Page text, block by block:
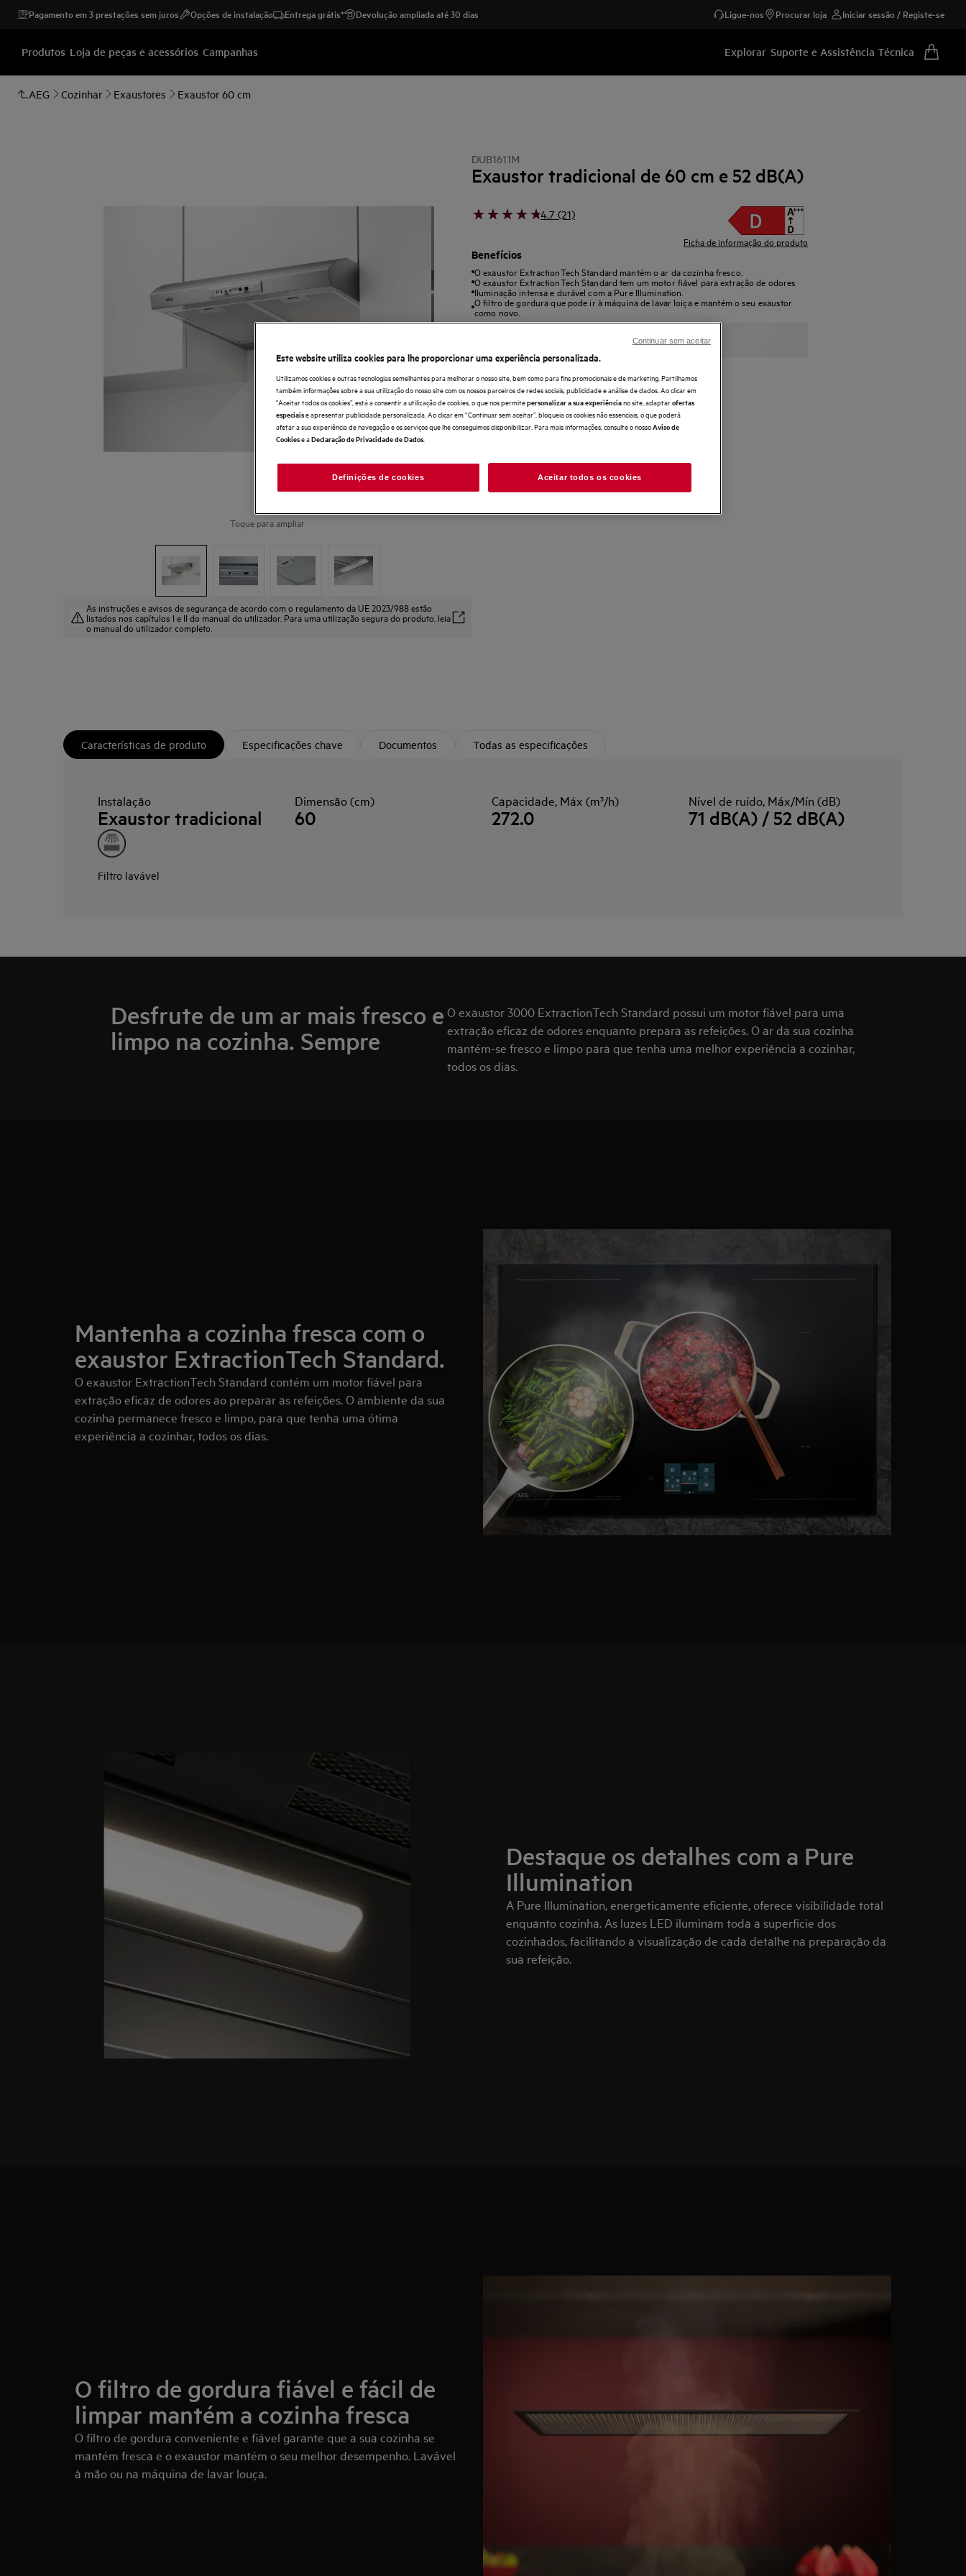
Pagamento em 3 prestações sem juros Opções de instalação Entrega grátis* Devolução ampliada até 30 dias Ligue-nos Procurar loja Iniciar sessão / Registe-se
Produtos Loja de peças e acessórios Campanhas Explorar Suporte e Assistência Técnica
AEG Cozinhar Exaustores Exaustor 60 cm
Toque para ampliar
As instruções e avisos de segurança de acordo com o regulamento da UE 2023/988 estão
listados nos capítulos I e II do manual do utilizador. Para uma utilização segura do produto, leia
o manual do utilizador completo.
DUB1611M
Exaustor tradicional de 60 cm e 52 dB(A)
4.7 (21)
Ficha de informação do produto
Benefícios
O exaustor ExtractionTech Standard mantém o ar da cozinha fresco.
O exaustor ExtractionTech Standard tem um motor fiável para extração de odores
Iluminação intensa e durável com a Pure Illumination.
O filtro de gordura que pode ir à máquina de lavar loiça e mantém o seu exaustor
como novo.
Características de produto Especificações chave Documentos Todas as especificações
Instalação
Exaustor tradicional
Dimensão (cm)
60
Capacidade, Máx (m³/h)
272.0
Nível de ruído, Máx/Mín (dB)
71 dB(A) / 52 dB(A)
Filtro lavável
Desfrute de um ar mais fresco e
limpo na cozinha. Sempre
O exaustor 3000 ExtractionTech Standard possui um motor fiável para uma
extração eficaz de odores enquanto prepara as refeições. O ar da sua cozinha
mantém-se fresco e limpo para que tenha uma melhor experiência a cozinhar,
todos os dias.
Mantenha a cozinha fresca com o
exaustor ExtractionTech Standard.
O exaustor ExtractionTech Standard contém um motor fiável para
extração eficaz de odores ao preparar as refeições. O ambiente da sua
cozinha permanece fresco e limpo, para que tenha uma ótima
experiência a cozinhar, todos os dias.
Destaque os detalhes com a Pure
Illumination
A Pure Illumination, energeticamente eficiente, oferece visibilidade total
enquanto cozinha. As luzes LED iluminam toda a superfície dos
cozinhados, facilitando a visualização de cada detalhe na preparação da
sua refeição.
O filtro de gordura fiável e fácil de
limpar mantém a cozinha fresca
O filtro de gordura conveniente e fiável garante que a sua cozinha se
mantém fresca e o exaustor mantém o seu melhor desempenho. Lavável
à mão ou na máquina de lavar louça.
Este website utiliza cookies para lhe proporcionar uma experiência personalizada.
Utilizamos cookies e outras tecnologias semelhantes para melhorar o nosso site, bem como para fins promocionais e de marketing. Partilhamos
também informações sobre a sua utilização do nosso site com os nossos parceiros de redes sociais, publicidade e análise de dados. Ao clicar em
"Aceitar todos os cookies”, está a consentir a utilização de cookies, o que nos permitepersonalizar a sua experiênciano site, adaptarofertas
especiaise apresentar publicidade personalizada. Ao clicar em “Continuar sem aceitar”, bloqueia os cookies não essenciais, o que poderá
afetar a sua experiência de navegação e os serviços que lhe conseguimos disponibilizar. Para mais informações, consulte o nossoAviso de
Cookiese aDeclaração de Privacidade de Dados
Definições de cookies Aceitar todos os cookies
Continuar sem aceitar